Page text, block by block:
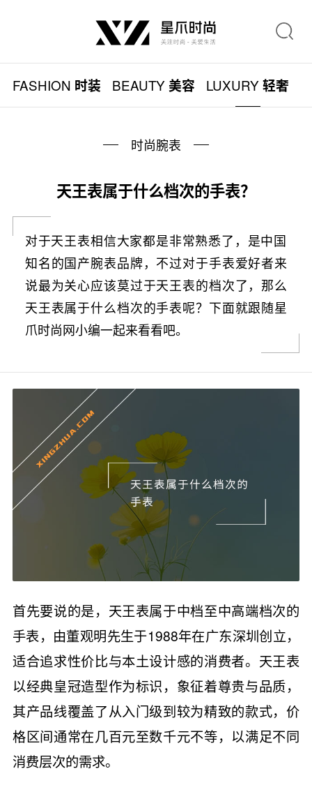
FASHION 时装 BEAUTY美容 LUXURY轻奢
时尚腕表
天王表属于什么档次的手表？
对于天王表相信大家都是非常熟悉了，是中国
知名的国产腕表品牌，不过对于手表爱好者来
说最为关心应该莫过于天王表的档次了，那么
天王表属于什么档次的手表呢？下面就跟随星
爪时尚网小编一起来看看吧。
首先要说的是，天王表属于中档至中高端档次的
手表，由董观明先生于1988年在广东深圳创立，
适合追求性价比与本土设计感的消费者。天王表
以经典皇冠造型作为标识，象征着尊贵与品质，
其产品线覆盖了从入门级到较为精致的款式，价
格区间通常在几百元至数千元不等，以满足不同
消费层次的需求。